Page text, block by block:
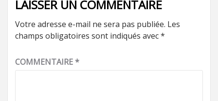
LAISSER UN COMMENTAIRE
Votre adresse e-mail ne sera pas publiée. Les
champs obligatoires sont indiqués avec*
COMMENTAIRE*